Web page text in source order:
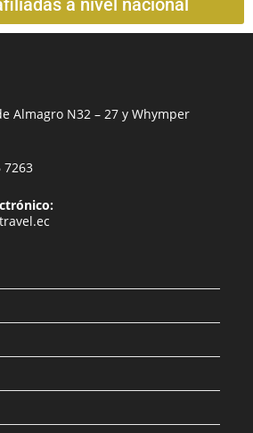
a nivel nacional
Almagro N32 – 27 y Whymper
7263